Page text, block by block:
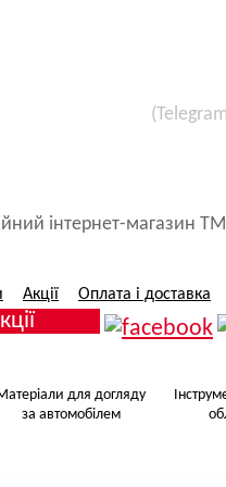
інтернет-магазин
Акції Оплата і доставка
для догляду
за автомобілем